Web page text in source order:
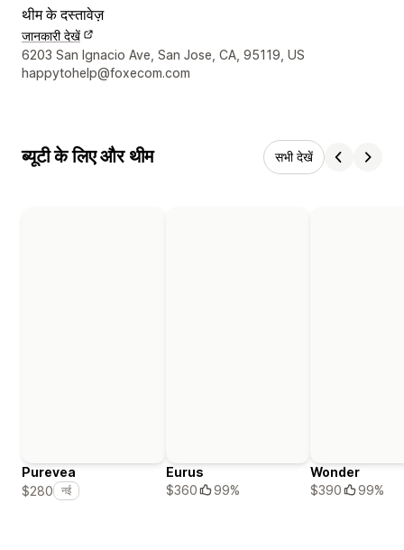
थीम के दस्तावेज़
जानकारी देखें
डिज़ाइनर के संपर्क की जानकारी
6203 San Ignacio Ave, San Jose, CA, 95119, US
happytohelp@foxecom.com
ब्यूटी के लिए और थीम सभी देखें
Purevea
$280
नई
Eurus
$360
99%
Wonder
$390
99%